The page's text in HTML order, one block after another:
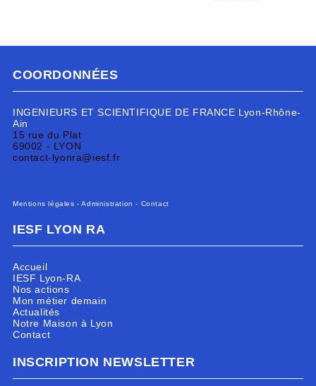
COORDONNÉES
INGENIEURS ET SCIENTIFIQUE DE FRANCE Lyon-Rhône-
Ain
15 rue du Plat
69002 - LYON
contact-lyonra@iesf.fr
Mentions légales -Administration - Contact
IESF LYON RA
Accueil
IESF Lyon-RA
Nos actions
Mon métier demain
Actualités
Notre Maison à Lyon
Contact
INSCRIPTION NEWSLETTER